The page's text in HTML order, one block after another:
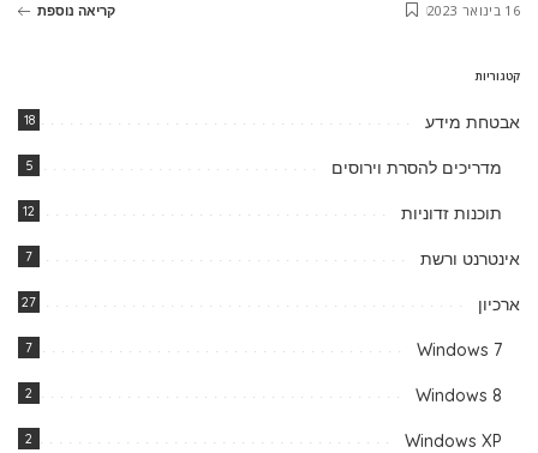
16 בינואר 2023 קריאה נוספת
קטגוריות
אבטחת מידע 18
מדריכים להסרת וירוסים 5
תוכנות זדוניות 12
אינטרנט ורשת 7
ארכיון 27
Windows 7
7
Windows 8
2
Windows XP
2